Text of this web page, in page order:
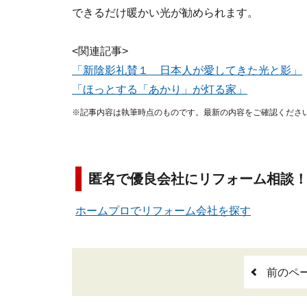
できるだけ暖かい光が勧められます。
<関連記事>
「新陰影礼賛１ 日本人が愛してきた光と影」
「ほっとする「あかり」が灯る家」
※記事内容は執筆時点のものです。最新の内容をご確認くださ
匿名で優良会社にリフォーム相談！
ホームプロでリフォーム会社を探す
前のペ